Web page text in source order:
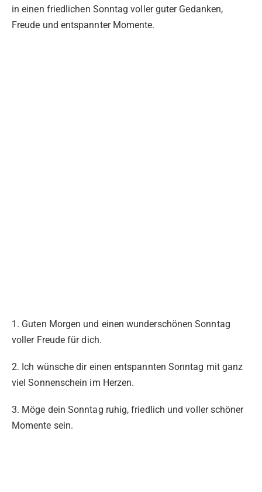
in einen friedlichen Sonntag voller guter Gedanken,
Freude und entspannter Momente.
1. Guten Morgen und einen wunderschönen Sonntag
voller Freude für dich.
2. Ich wünsche dir einen entspannten Sonntag mit ganz
viel Sonnenschein im Herzen.
3. Möge dein Sonntag ruhig, friedlich und voller schöner
Momente sein.